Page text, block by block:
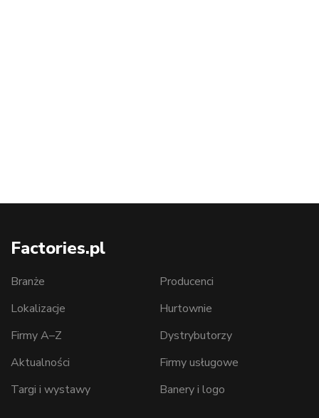
Factories.pl
Branże
Lokalizacje
Firmy A–Z
Aktualności
Targi i wystawy
Producenci
Hurtownie
Dystrybutorzy
Firmy usługowe
Banery i logo